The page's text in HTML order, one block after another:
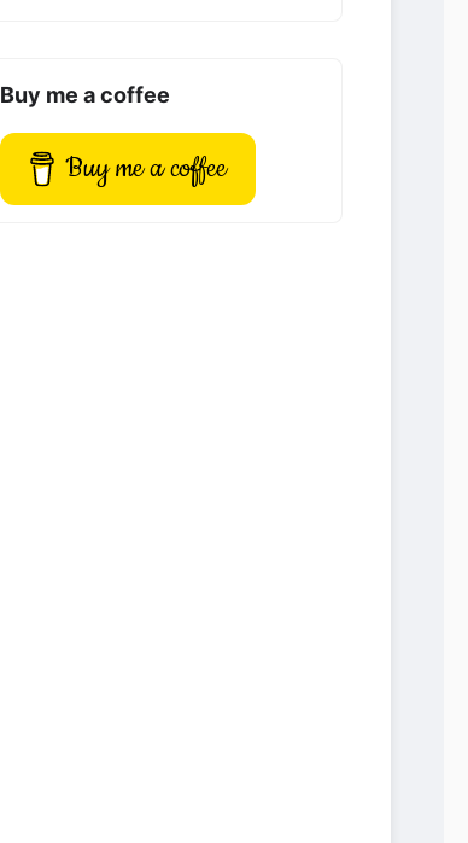
Buy me a coffee
Buy me a coffee